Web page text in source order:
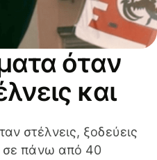
όταν
και
στέλνεις, ξοδεύεις
σε πάνω από 40